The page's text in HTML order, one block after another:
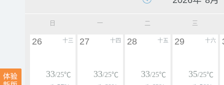
日 一 二 三
十三
26
33/25℃
十四
27
33/25℃
十五
28
33/25℃
十六
29
35/25℃